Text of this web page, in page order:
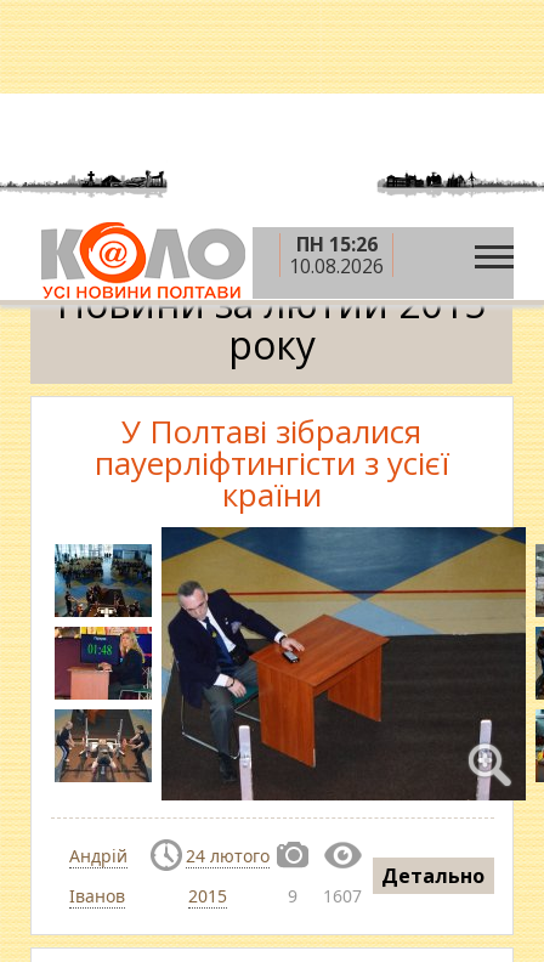
ПН 15:26
10.08.2026
Головна » 2015 рік » лютий Календар
Новини за лютий 2015
року
У Полтаві зібралися
пауерліфтингісти з усієї
країни
Андрій
Іванов
24 лютого
2015
9 1607
Детально